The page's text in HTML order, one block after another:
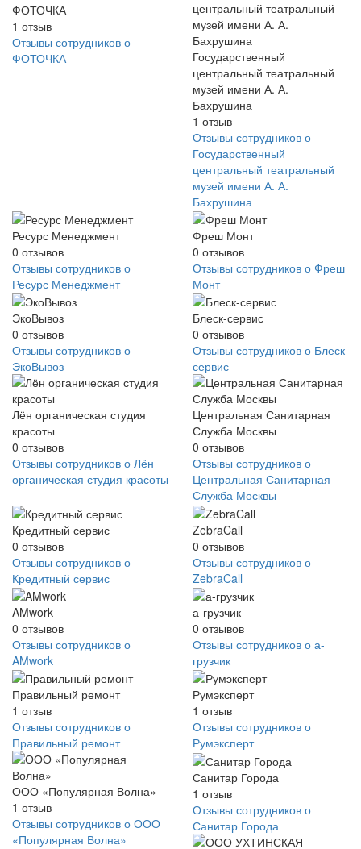
ФОТОЧКА
1 отзыв
Отзывы сотрудников о
ФОТОЧКА
Государственный
центральный театральный
музей имени А. А.
Бахрушина
1 отзыв
Отзывы сотрудников о
Государственный
центральный театральный
музей имени А. А.
Бахрушина
Ресурс Менеджмент
0 отзывов
Отзывы сотрудников о
Ресурс Менеджмент
Фреш Монт
0 отзывов
Отзывы сотрудников о Фреш
Монт
ЭкоВывоз
0 отзывов
Отзывы сотрудников о
ЭкоВывоз
Блеск-сервис
0 отзывов
Отзывы сотрудников о Блеск-
сервис
Лён органическая студия
красоты
0 отзывов
Отзывы сотрудников о Лён
органическая студия красоты
Центральная Санитарная
Служба Москвы
0 отзывов
Отзывы сотрудников о
Центральная Санитарная
Служба Москвы
Кредитный сервис
0 отзывов
Отзывы сотрудников о
Кредитный сервис
ZebraCall
0 отзывов
Отзывы сотрудников о
ZebraCall
AMwork
0 отзывов
Отзывы сотрудников о
AMwork
а-грузчик
0 отзывов
Отзывы сотрудников о а-
грузчик
Правильный ремонт
1 отзыв
Отзывы сотрудников о
Правильный ремонт
Румэксперт
1 отзыв
Отзывы сотрудников о
Румэксперт
ООО «Популярная Волна»
1 отзыв
Отзывы сотрудников о ООО
«Популярная Волна»
Санитар Города
1 отзыв
Отзывы сотрудников о
Санитар Города